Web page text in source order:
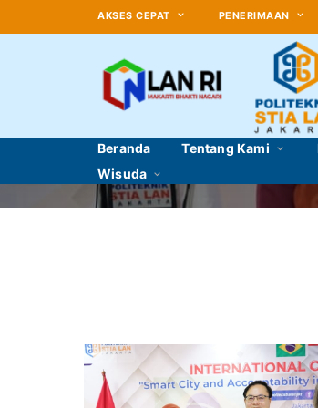
AKSES CEPAT PENERIMAAN
Beranda Tentang Kami
Wisuda